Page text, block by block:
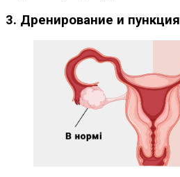
3. Дренирование и пункция